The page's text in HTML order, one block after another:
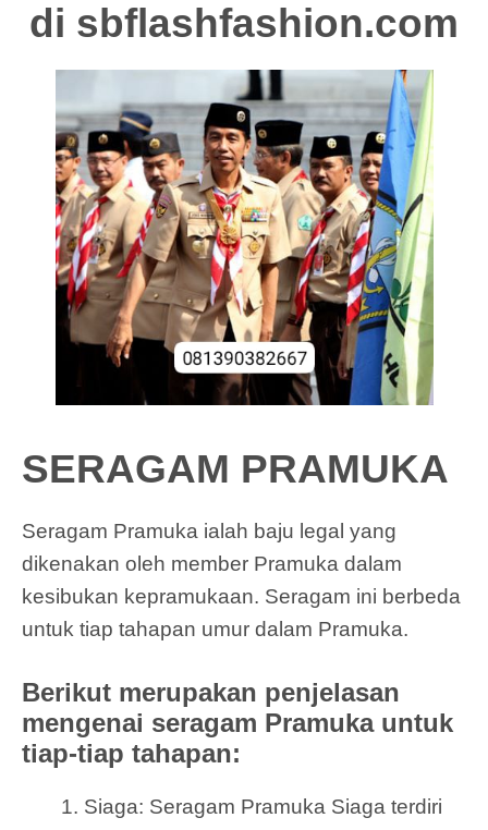
di sbflashfashion.com
SERAGAM PRAMUKA
Seragam Pramuka ialah baju legal yang
dikenakan oleh member Pramuka dalam
kesibukan kepramukaan. Seragam ini berbeda
untuk tiap tahapan umur dalam Pramuka.
Berikut merupakan penjelasan
mengenai seragam Pramuka untuk
tiap-tiap tahapan:
Siaga: Seragam Pramuka Siaga terdiri